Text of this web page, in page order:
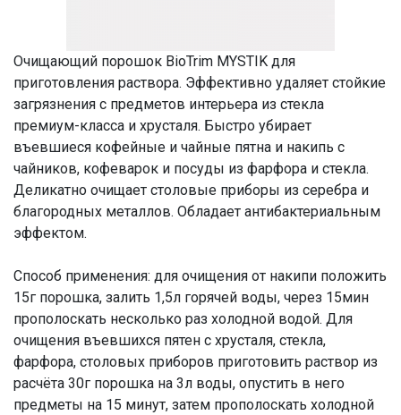
Очищающий порошок BioTrim MYSTIK для
приготовления раствора. Эффективно удаляет стойкие
загрязнения с предметов интерьера из стекла
премиум-класса и хрусталя. Быстро убирает
въевшиеся кофейные и чайные пятна и накипь с
чайников, кофеварок и посуды из фарфора и стекла.
Деликатно очищает столовые приборы из серебра и
благородных металлов. Обладает антибактериальным
эффектом.
Способ применения: для очищения от накипи положить
15г порошка, залить 1,5л горячей воды, через 15мин
прополоскать несколько раз холодной водой. Для
очищения въевшихся пятен с хрусталя, стекла,
фарфора, столовых приборов приготовить раствор из
расчёта 30г порошка на 3л воды, опустить в него
предметы на 15 минут, затем прополоскать холодной